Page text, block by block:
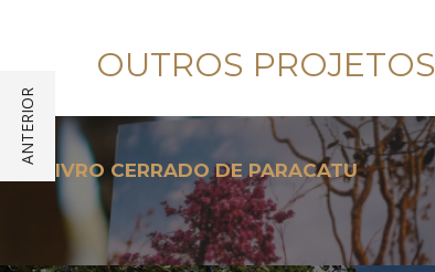
OUTROS PROJETOS
LIVRO CERRADO DE PARACATU